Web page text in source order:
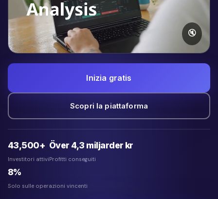
🔇
Inizia gratis
Scopri la piattaforma
43,500+
Investitori attivi
Över 4,3 miljarder kr
Profitti conseguiti
8%
Solo sulle operazioni vincenti